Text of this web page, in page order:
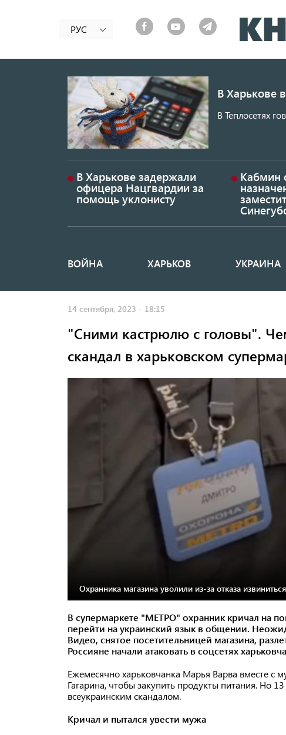
РУС
В Харькове
В Теплосетях
В Харькове задержали
офицера Нацгвардии за
помощь уклонисту
Кабмин
Основная
ВОЙНА ХАРЬКОВ УКРАИНА
14 сентября, 2023 - 18:15
"Сними кастрюлю с головы".
скандал в харьковском
Охранника магазина уволили из-за отказа
В супермаркете "МЕТРО" охранник кричал на
перейти на украинский язык в общении.
Видео, снятое посетительницей магазина,
Россияне начали атаковать в соцсетях
Ежемесячно харьковчанка Марья Варва вместе с
Гагарина, чтобы закупить продукты питания. Но
всеукраинским скандалом.
Кричал и пытался увести мужа